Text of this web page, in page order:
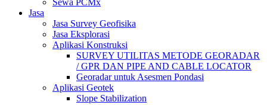
Sewa PCMx
Jasa
Jasa Survey Geofisika
Jasa Eksplorasi
Aplikasi Konstruksi
SURVEY UTILITAS METODE GEORADAR
/ GPR DAN PIPE AND CABLE LOCATOR
Georadar untuk Asesmen Pondasi
Aplikasi Geotek
Slope Stabilization